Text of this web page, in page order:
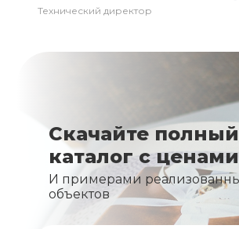
Технический директор
Скачайте полный
каталог с ценами
И примерами
объектов